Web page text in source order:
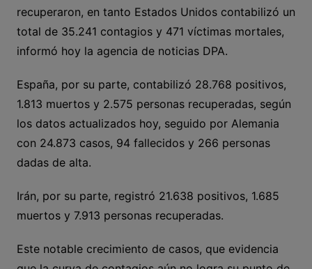
recuperaron, en tanto Estados Unidos contabilizó un
total de 35.241 contagios y 471 víctimas mortales,
informó hoy la agencia de noticias DPA.
España, por su parte, contabilizó 28.768 positivos,
1.813 muertos y 2.575 personas recuperadas, según
los datos actualizados hoy, seguido por Alemania
con 24.873 casos, 94 fallecidos y 266 personas
dadas de alta.
Irán, por su parte, registró 21.638 positivos, 1.685
muertos y 7.913 personas recuperadas.
Este notable crecimiento de casos, que evidencia